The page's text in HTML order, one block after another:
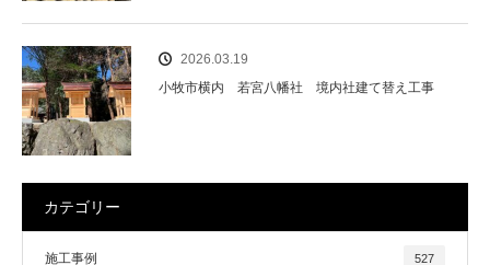
2026.03.19
小牧市横内 若宮八幡社 境内社建て替え工事
カテゴリー
施工事例 527